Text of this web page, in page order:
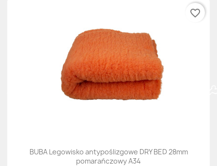
BUBA Legowisko antypoślizgowe DRY BED 28mm
pomarańczowy A34
favorite_border